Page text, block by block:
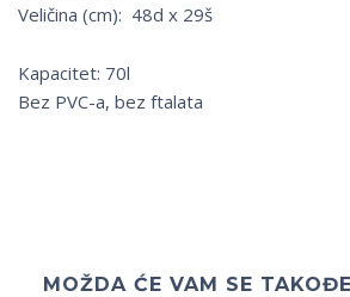
Veličina (cm): 48d x 29š
Kapacitet: 70l
Bez PVC-a, bez ftalata
MOŽDA ĆE VAM SE